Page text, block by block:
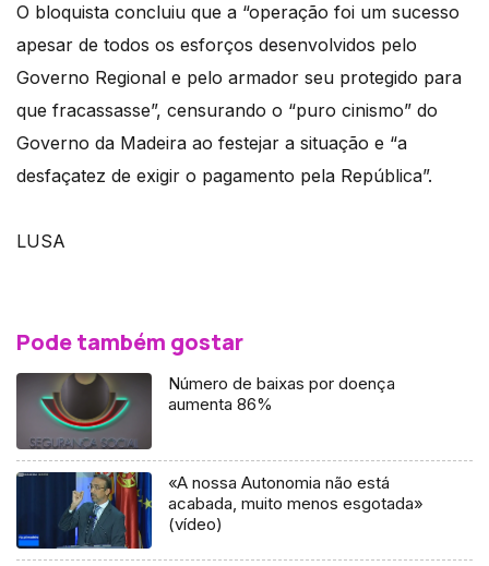
O bloquista concluiu que a “operação foi um sucesso
apesar de todos os esforços desenvolvidos pelo
Governo Regional e pelo armador seu protegido para
que fracassasse”, censurando o “puro cinismo” do
Governo da Madeira ao festejar a situação e “a
desfaçatez de exigir o pagamento pela República”.
LUSA
Pode também gostar
Número de baixas por doença
aumenta 86%
«A nossa Autonomia não está
acabada, muito menos esgotada»
(vídeo)